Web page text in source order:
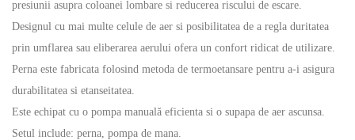
presiunii asupra coloanei lombare si reducerea riscului de escare.
Designul cu mai multe celule de aer si posibilitatea de a regla duritatea
prin umflarea sau eliberarea aerului ofera un confort ridicat de utilizare.
Perna este fabricata folosind metoda de termoetansare pentru a-i asigura
durabilitatea si etanseitatea.
Este echipat cu o pompa manuală eficienta si o supapa de aer ascunsa.
Setul include: perna, pompa de mana.